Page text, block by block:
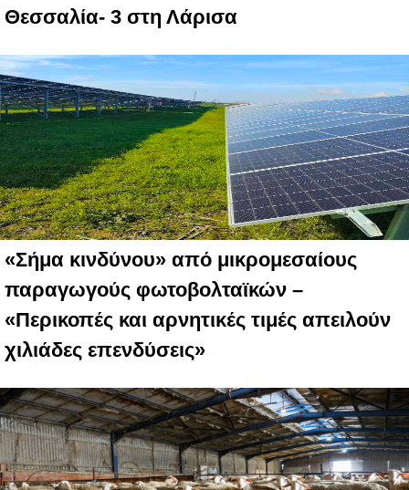
Θεσσαλία- 3 στη Λάρισα
«Σήμα κινδύνου» από μικρομεσαίους
παραγωγούς φωτοβολταϊκών –
«Περικοπές και αρνητικές τιμές απειλούν
χιλιάδες επενδύσεις»